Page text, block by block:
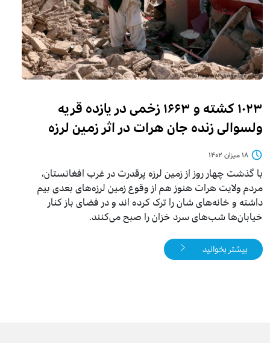
۱۰۲۳ کشته و ۱۶۶۳ زخمی در یازده قریه
ولسوالی زنده جان هرات در اثر زمین لرزه
۱۸ میزان ۱۴۰۲
با گذشت چهار روز از زمین لرزه پرقدرت در غرب افغانستان،
مردم ولایت هرات هنوز هم از وقوع زمین لرزه‌های بعدی بیم
داشته و خانه‌های شان را ترک کرده اند و در فضای باز کنار
خیابان‌ها شب‌های سرد خزان را صبح می‌کنند.
بیشتر بخوانید